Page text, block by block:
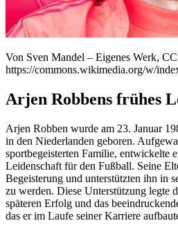
Von Sven Mandel – Eigenes Werk,
https://commons.wikimedia.org/w/
Arjen Robbens frühes
Arjen Robben wurde am 23. Januar
in den Niederlanden geboren.
sportbegeisterten Familie, entwickelte
Leidenschaft für den Fußball. Seine
Begeisterung und unterstützten ihn in
zu werden. Diese Unterstützung legte
späteren Erfolg und das
das er im Laufe seiner Karriere